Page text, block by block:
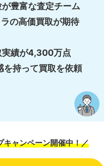
豊富な査定チーム
の高価買取が期待
実績が4,300万点
を持って買取を依頼
キャンペーン開催中！／